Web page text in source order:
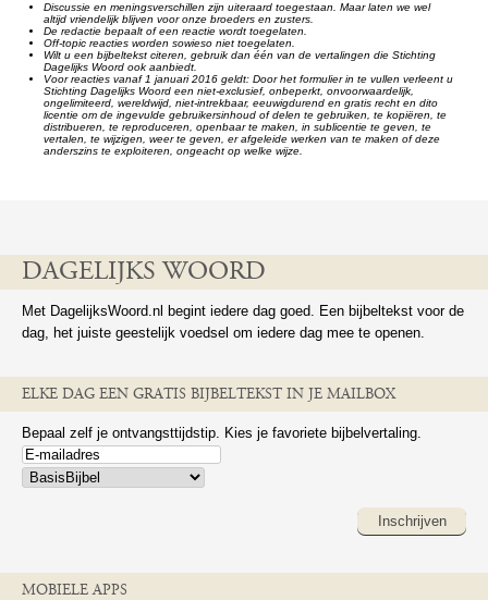
Discussie en meningsverschillen zijn uiteraard toegestaan. Maar laten we wel
altijd vriendelijk blijven voor onze broeders en zusters.
De redactie bepaalt of een reactie wordt toegelaten.
Off-topic reacties worden sowieso niet toegelaten.
Wilt u een bijbeltekst citeren, gebruik dan één van de vertalingen die Stichting
Dagelijks Woord ook aanbiedt.
Voor reacties vanaf 1 januari 2016 geldt: Door het formulier in te vullen verleent u
Stichting Dagelijks Woord een niet-exclusief, onbeperkt, onvoorwaardelijk,
ongelimiteerd, wereldwijd, niet-intrekbaar, eeuwigdurend en gratis recht en dito
licentie om de ingevulde gebruikersinhoud of delen te gebruiken, te kopiëren, te
distribueren, te reproduceren, openbaar te maken, in sublicentie te geven, te
vertalen, te wijzigen, weer te geven, er afgeleide werken van te maken of deze
anderszins te exploiteren, ongeacht op welke wijze.
DAGELIJKS WOORD
Met DagelijksWoord.nl begint iedere dag goed. Een bijbeltekst voor de
dag, het juiste geestelijk voedsel om iedere dag mee te openen.
ELKE DAG EEN GRATIS BIJBELTEKST IN JE MAILBOX
Bepaal zelf je ontvangsttijdstip. Kies je favoriete bijbelvertaling.
Inschrijven
MOBIELE APPS